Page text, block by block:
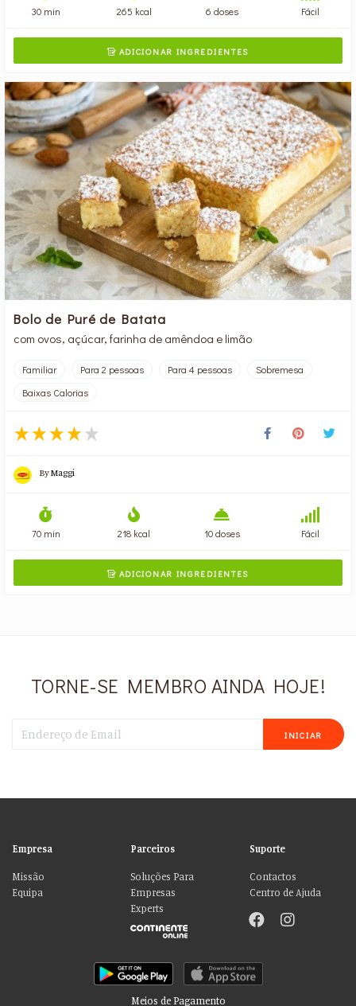
30 min 265 kcal 6 doses Fácil
ADICIONAR INGREDIENTES
Bolo de Puré de Batata
com ovos, açúcar, farinha de amêndoa e limão
Familiar Para 2 pessoas Para 4 pessoas
Sobremesa
Baixas Calorias
ByMaggi
70 min 218 kcal 10 doses Fácil
ADICIONAR INGREDIENTES
TORNE-SE MEMBRO AINDA HOJE!
INICIAR
Empresa
Missão
Equipa
Parceiros
Soluções Para
Empresas
Experts
Suporte
Contactos
Centro de Ajuda
Meios de Pagamento